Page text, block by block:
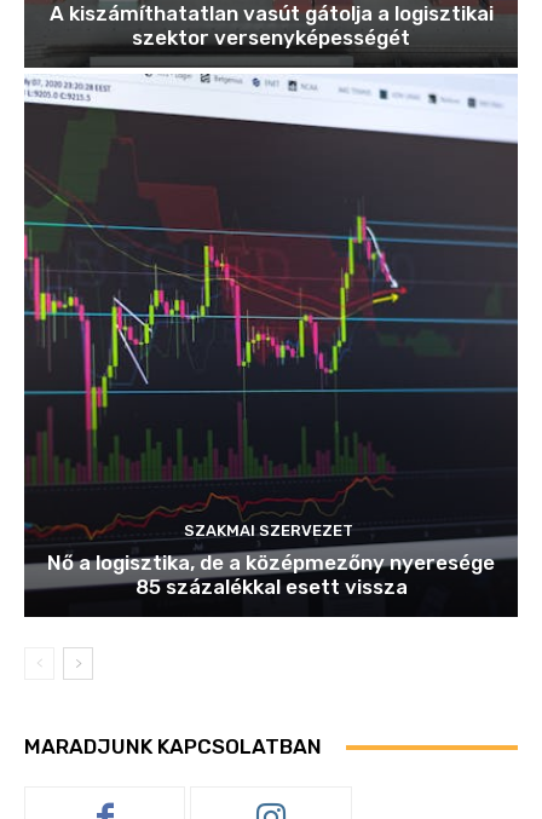
A kiszámíthatatlan vasút gátolja a logisztikai
szektor versenyképességét
SZAKMAI SZERVEZET
Nő a logisztika, de a középmezőny nyeresége
85 százalékkal esett vissza
MARADJUNK KAPCSOLATBAN